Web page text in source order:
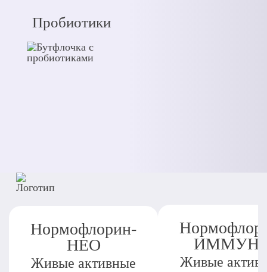
Пробиотики
Нормофлорин-
НЕО
Живые активные
Живые